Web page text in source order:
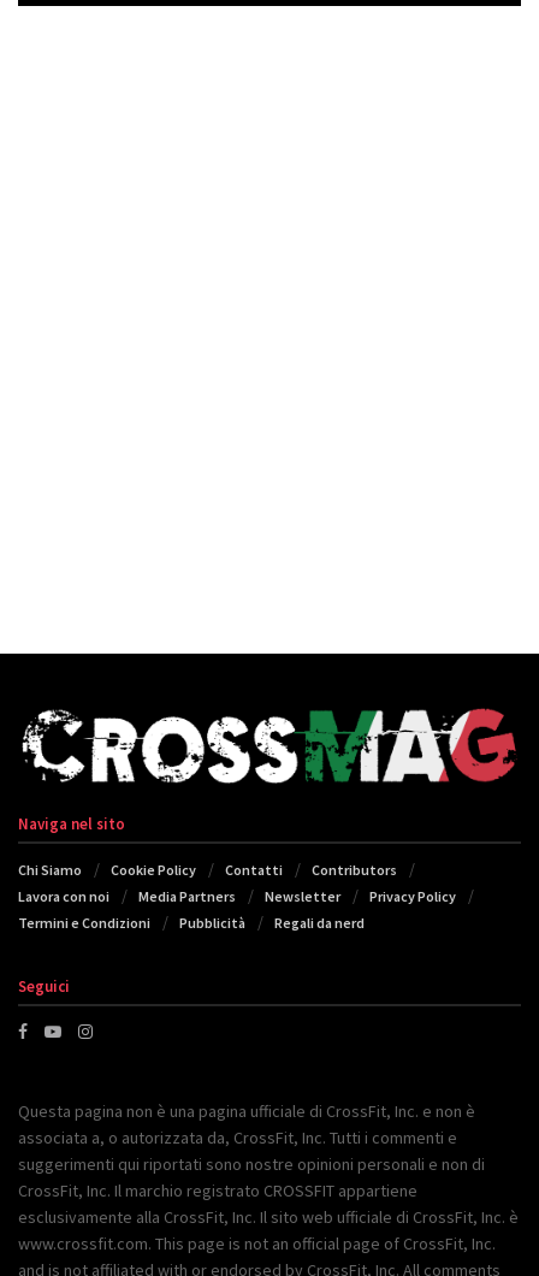
Naviga nel sito
Chi Siamo Cookie Policy Contatti
Contributors
Lavora con noi
Media Partners Newsletter
Privacy Policy
Termini e Condizioni
Pubblicità Regali da nerd
Seguici
Questa pagina non è una pagina ufficiale di CrossFit, Inc. e non è
associata a, o autorizzata da, CrossFit, Inc. Tutti i commenti e
suggerimenti qui riportati sono nostre opinioni personali e non di
CrossFit, Inc. Il marchio registrato CROSSFIT appartiene
esclusivamente alla CrossFit, Inc. Il sito web ufficiale di CrossFit, Inc. è
www.crossfit.com. This page is not an official page of CrossFit, Inc.
and is not affiliated with or endorsed by CrossFit, Inc. All comments